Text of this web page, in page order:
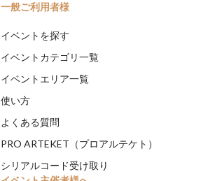
一般ご利用者様
イベントを探す
イベントカテゴリ一覧
イベントエリア一覧
使い方
よくある質問
PRO ARTEKET（プロアルテケト）
シリアルコード受け取り